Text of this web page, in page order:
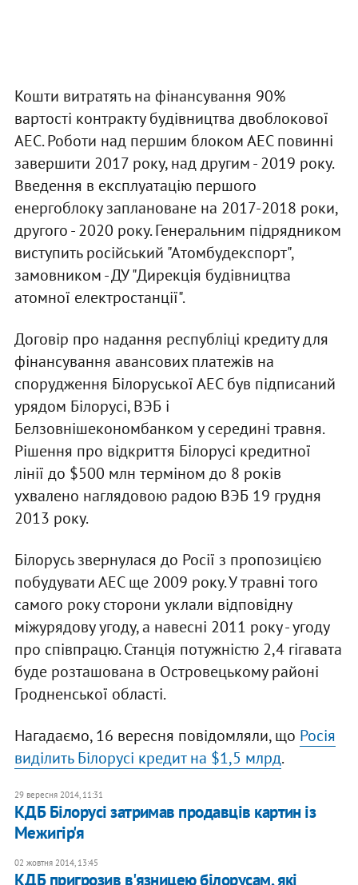
Кошти витратять на фінансування 90%
вартості контракту будівництва двоблокової
АЕС. Роботи над першим блоком АЕС повинні
завершити 2017 року, над другим - 2019 року.
Введення в експлуатацію першого
енергоблоку заплановане на 2017-2018 роки,
другого - 2020 року. Генеральним підрядником
виступить російський "Атомбудекспорт",
замовником - ДУ "Дирекція будівництва
атомної електростанції".
Договір про надання республіці кредиту для
фінансування авансових платежів на
спорудження Білоруської АЕС був підписаний
урядом Білорусі, ВЭБ і
Белзовнішекономбанком у середині травня.
Рішення про відкриття Білорусі кредитної
лінії до $500 млн терміном до 8 років
ухвалено наглядовою радою ВЭБ 19 грудня
2013 року.
Білорусь звернулася до Росії з пропозицією
побудувати АЕС ще 2009 року. У травні того
самого року сторони уклали відповідну
міжурядову угоду, а навесні 2011 року - угоду
про співпрацю. Станція потужністю 2,4 гігавата
буде розташована в Островецькому районі
Гродненської області.
Нагадаємо, 16 вересня повідомляли, що Росія
виділить Білорусі кредит на $1,5 млрд.
29 вересня 2014, 11:31
КДБ Білорусі затримав продавців картин із
Межигір'я
02 жовтня 2014, 13:45
КДБ пригрозив в'язницею білорусам, які